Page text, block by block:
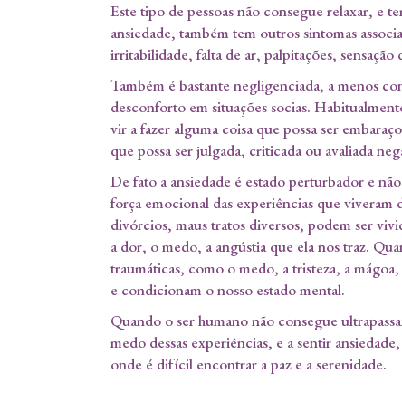
Este tipo de pessoas não consegue relaxar, e
ansiedade, também tem outros sintomas
irritabilidade, falta de ar, palpitações, sensação
Também é bastante negligenciada, a menos
desconforto em situações socias.
vir a fazer alguma coisa que possa ser
que possa ser julgada, criticada ou avaliada
De fato a ansiedade é estado perturbador e
força emocional das experiências que
divórcios, maus tratos diversos, podem ser
a dor, o medo, a angústia que ela nos traz.
traumáticas, como o medo, a tristeza, a
e condicionam o nosso estado mental.
Quando o ser humano não consegue
medo dessas experiências, e a sentir
onde é difícil encontrar a paz e a serenidade.